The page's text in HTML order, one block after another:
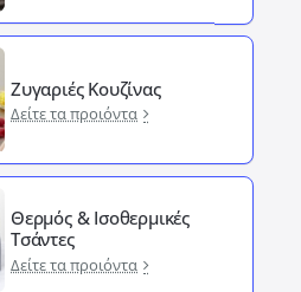
Ζυγαριές Κουζίνας
Δείτε τα προιόντα
Θερμός & Ισοθερμικές
Τσάντες
Δείτε τα προιόντα